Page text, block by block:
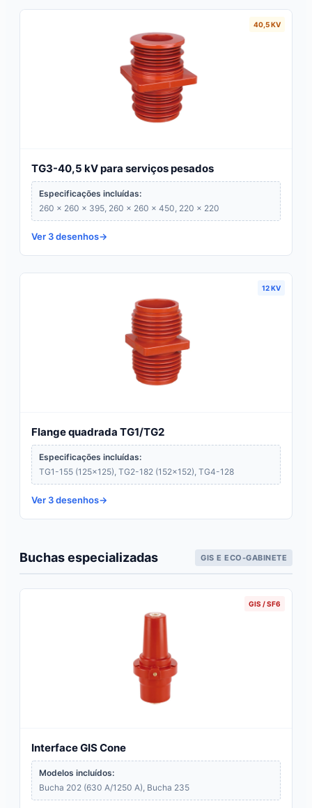
40,5 KV
TG3-40,5 kV para serviços pesados
Especificações incluídas:
260 × 260 × 395, 260 × 260 × 450, 220 × 220
Ver 3 desenhos
12 KV
Flange quadrada TG1/TG2
Especificações incluídas:
TG1-155 (125×125), TG2-182 (152×152), TG4-128
Ver 3 desenhos
Buchas especializadas GIS E ECO-GABINETE
GIS / SF6
Interface GIS Cone
Modelos incluídos:
Bucha 202 (630 A/1250 A), Bucha 235